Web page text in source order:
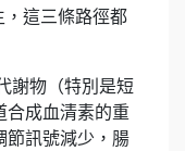
，這三條路徑都
謝物（特別是短
合成血清素的重
節訊號減少，腸